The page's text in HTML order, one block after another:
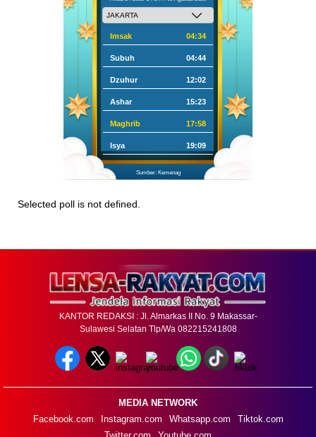
Imsak 04:34
Subuh 04:44
Dzuhur 12:02
Ashar 15:23
Maghrib 17:58
Isya 19:09
Sumber: Kemenag
Selected poll is not defined.
KANTOR REDAKSI : Jl. Almarkas II No. 9 Makassar-
Sulawesi Selatan Tlp/Wa 082215241808
MEDIA NETWORK
Facebook.com
Instagram.com Whatsapp.com
Tiktok.com